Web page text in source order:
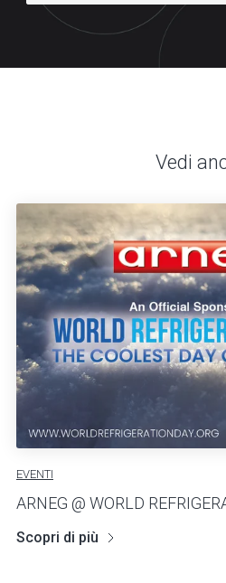
Vedi
EVENTI
ARNEG @ WORLD
Scopri di più